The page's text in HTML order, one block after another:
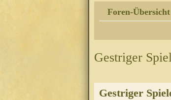
Foren-Übersicht
Gestriger
Gestriger